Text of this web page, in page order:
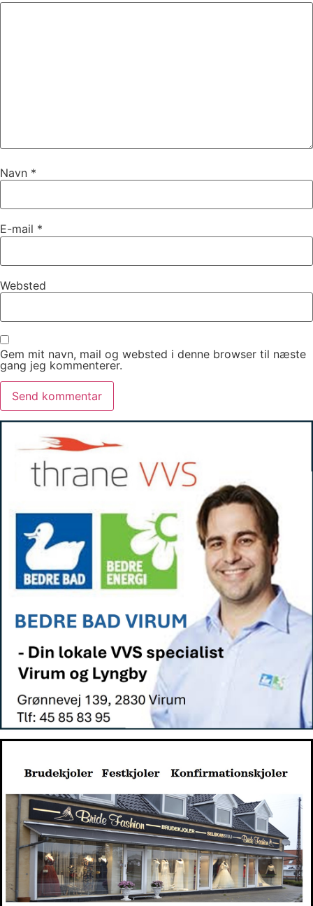
Navn *
E-mail *
Websted
Gem mit navn, mail og websted i denne browser til næste
gang jeg kommenterer.